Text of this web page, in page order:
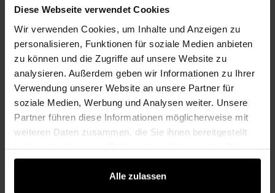
Diese Webseite verwendet Cookies
Wir verwenden Cookies, um Inhalte und Anzeigen zu
personalisieren, Funktionen für soziale Medien anbieten
zu können und die Zugriffe auf unsere Website zu
analysieren. Außerdem geben wir Informationen zu Ihrer
Verwendung unserer Website an unsere Partner für
soziale Medien, Werbung und Analysen weiter. Unsere
Partner führen diese Informationen möglicherweise mit
weiteren Daten zusammen, die Sie ihnen bereitgestellt
gesammelt haben.
Alle zulassen